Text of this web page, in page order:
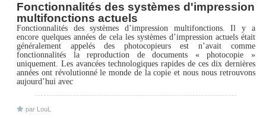
Fonctionnalités des systèmes d'impression
multifonctions actuels
Fonctionnalités des systèmes d’impression multifonctions. Il y a
encore quelques années de cela les systèmes d’impression actuels était
généralement appelés des photocopieurs est n’avait comme
fonctionnalités la reproduction de documents « photocopie »
uniquement. Les avancées technologiques rapides de ces dix dernières
années ont révolutionné le monde de la copie et nous nous retrouvons
aujourd’hui avec
par LouL